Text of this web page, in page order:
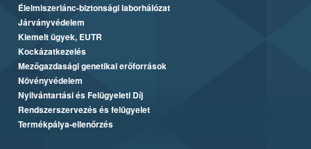
Élelmiszerlánc-biztonsági laborhálózat
Járványvédelem
Kiemelt ügyek, EUTR
Kockázatkezelés
Mezőgazdasági genetikai erőforrások
Növényvédelem
Nyilvántartási és Felügyeleti Díj
Rendszerszervezés és felügyelet
Termékpálya-ellenőrzés